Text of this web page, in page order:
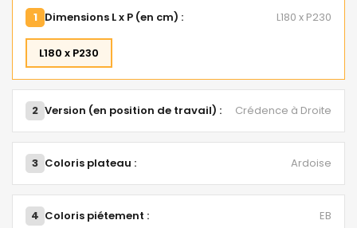
1 Dimensions L x P (en cm) : L180 x P230
L180 x P230
2 Version (en position de travail) : Crédence à Droite
3 Coloris plateau : Ardoise
4 Coloris piétement : EB